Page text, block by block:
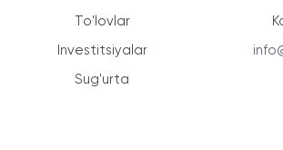
To'lovlar
Investitsiyalar
Sug'urta